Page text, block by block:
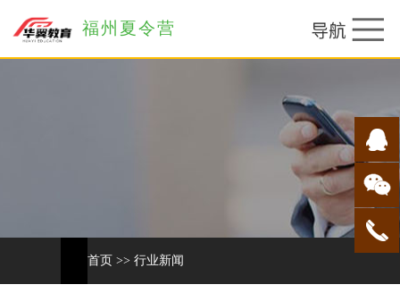
福州夏令营
首页 >> 行业新闻